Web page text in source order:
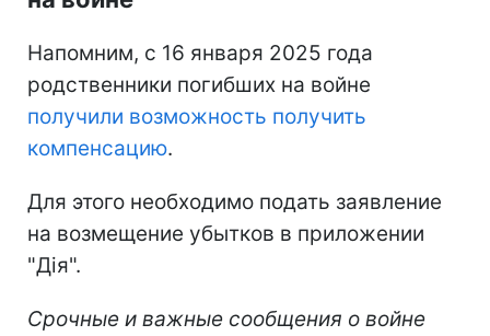
Напомним, с 16 января 2025 года
родственники погибших на войне
получили возможность получить
компенсацию.
Для этого необходимо подать заявление
на возмещение убытков в приложении
"Дія".
Срочные и важные сообщения о войне